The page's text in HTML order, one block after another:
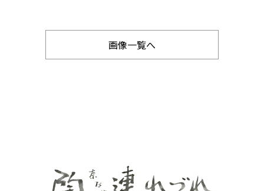
画像一覧へ